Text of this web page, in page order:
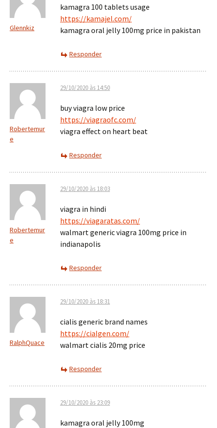
Glennkiz
kamagra 100 tablets usage
https://kamajel.com/
kamagra oral jelly 100mg price in pakistan
Responder
Robertemur
e
29/10/2020 às 14:50
buy viagra low price
https://viagraofc.com/
viagra effect on heart beat
Responder
Robertemur
e
29/10/2020 às 18:03
viagra in hindi
https://viagaratas.com/
walmart generic viagra 100mg price in
indianapolis
Responder
RalphQuace
29/10/2020 às 18:31
cialis generic brand names
https://cialgen.com/
walmart cialis 20mg price
Responder
29/10/2020 às 23:09
kamagra oral jelly 100mg